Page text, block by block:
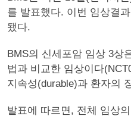
를 발표했다. 이번 임상결
됐다.
BMS의 신세포암 임상 3상
법과 비교한 임상이다
지속성(durable)과 환자의
발표에 따르면, 전체 임상